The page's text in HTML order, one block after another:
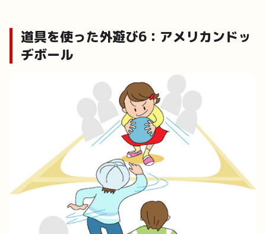
道具を使った外遊び6：アメリカンドッ
ヂボール